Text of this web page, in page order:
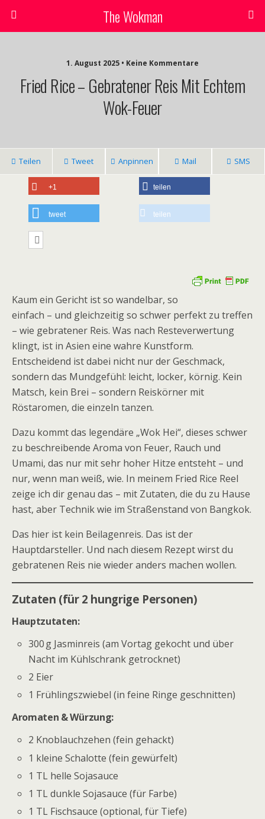
The Wokman
1. August 2025 • Keine Kommentare
Fried Rice – Gebratener Reis Mit Echtem
Wok-Feuer
Teilen Tweet Anpinnen Mail SMS
+1 teilen
tweet teilen
Kaum ein Gericht ist so wandelbar, so
einfach – und gleichzeitig so schwer perfekt zu treffen
– wie gebratener Reis. Was nach Resteverwertung
klingt, ist in Asien eine wahre Kunstform.
Entscheidend ist dabei nicht nur der Geschmack,
sondern das Mundgefühl: leicht, locker, körnig. Kein
Matsch, kein Brei – sondern Reiskörner mit
Röstaromen, die einzeln tanzen.
Dazu kommt das legendäre „Wok Hei“, dieses schwer
zu beschreibende Aroma von Feuer, Rauch und
Umami, das nur mit sehr hoher Hitze entsteht – und
nur, wenn man weiß, wie. In meinem Fried Rice Reel
zeige ich dir genau das – mit Zutaten, die du zu Hause
hast, aber Technik wie im Straßenstand von Bangkok.
Das hier ist kein Beilagenreis. Das ist der
Hauptdarsteller. Und nach diesem Rezept wirst du
gebratenen Reis nie wieder anders machen wollen.
Zutaten (für 2 hungrige Personen)
Hauptzutaten:
300 g Jasminreis (am Vortag gekocht und über
Nacht im Kühlschrank getrocknet)
2 Eier
1 Frühlingszwiebel (in feine Ringe geschnitten)
Aromaten & Würzung:
2 Knoblauchzehen (fein gehackt)
1 kleine Schalotte (fein gewürfelt)
1 TL helle Sojasauce
1 TL dunkle Sojasauce (für Farbe)
1 TL Fischsauce (optional, für Tiefe)